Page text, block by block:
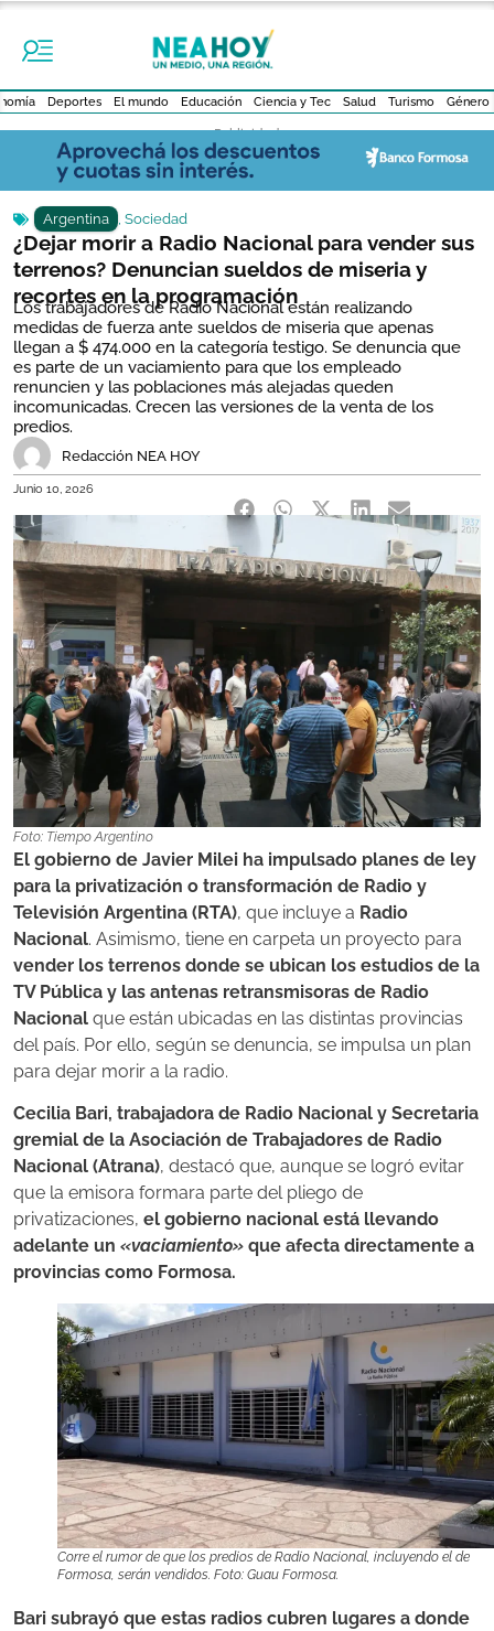
Deportes El mundo Educación Ciencia y Tec Salud Turismo Género
- Publicidad -
Argentina , Sociedad
¿Dejar morir a Radio Nacional para vender sus
terrenos? Denuncian sueldos de miseria y
recortes en la programación
Los trabajadores de Radio Nacional están realizando
medidas de fuerza ante sueldos de miseria que apenas
llegan a $ 474.000 en la categoría testigo. Se denuncia que
es parte de un vaciamiento para que los empleado
renuncien y las poblaciones más alejadas queden
incomunicadas. Crecen las versiones de la venta de los
predios.
Redacción NEA HOY
Junio 10, 2026
Foto: Tiempo Argentino
El gobierno de Javier Milei ha impulsado planes de ley
para la privatización o transformación de Radio y
Televisión Argentina (RTA), que incluye a Radio
Nacional. Asimismo, tiene en carpeta un proyecto para
vender los terrenos donde se ubican los estudios de la
TV Pública y las antenas retransmisoras de Radio
Nacional que están ubicadas en las distintas provincias
del país. Por ello, según se denuncia, se impulsa un plan
para dejar morir a la radio.
Cecilia Bari, trabajadora de Radio Nacional y Secretaria
gremial de la Asociación de Trabajadores de Radio
Nacional (Atrana), destacó que, aunque se logró evitar
que la emisora formara parte del pliego de
privatizaciones, el gobierno nacional está llevando
adelante un «vaciamiento» que afecta directamente a
provincias como Formosa.
Corre el rumor de que los predios de Radio Nacional, incluyendo el de
Formosa, serán vendidos. Foto: Guau Formosa.
Bari subrayó que estas radios cubren lugares a donde